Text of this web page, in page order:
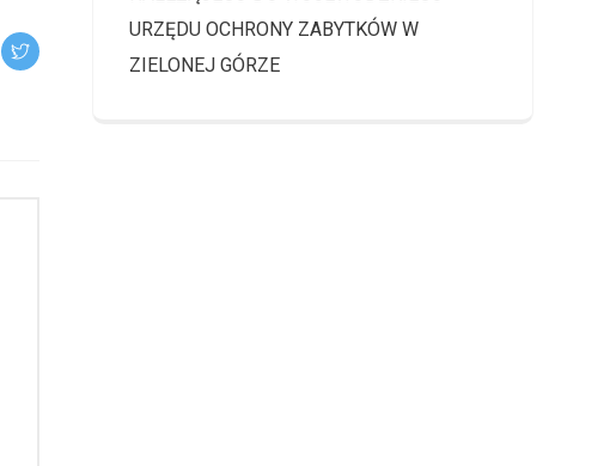
URZĘDU OCHRONY ZABYTKÓW W
ZIELONEJ GÓRZE